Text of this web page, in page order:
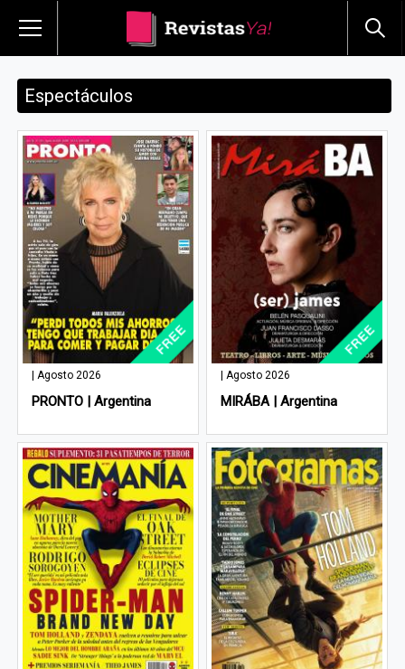
Espectáculos
| Agosto 2026
PRONTO | Argentina
| Agosto 2026
MIRÁBA | Argentina